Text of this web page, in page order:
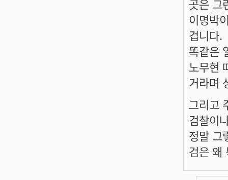
곳은 그
이명박
겁니다.
똑같은
노무현
거라며
그리고
검찰이
정말 그
검은 왜